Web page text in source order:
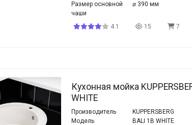
Размер основной
чаши
⌀ 390 мм
4.1 15 7
Кухонная мойка
WHITE
Производитель
KUPPERSBERG
Модель
BALI 1B WHITE